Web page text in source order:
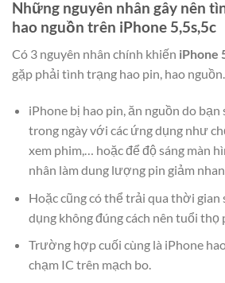
Những nguyên nhân gây nên
hao nguồn trên iPhone 5,5s,5c
Có 3 nguyên nhân chính khiến iPhone
gặp phải tình trạng hao pin, hao nguồn.
iPhone bị hao pin, ăn nguồn do
trong ngày với các ứng dụng như
xem phim,… hoặc để độ sáng màn
nhân làm dung lượng pin giảm
Hoặc cũng có thể trải qua thời gian
dụng không đúng cách nên tuổi thọ
Trường hợp cuối cùng là iPhone
chạm IC trên mạch bo.